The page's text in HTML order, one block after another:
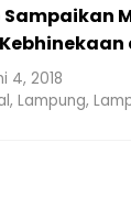
Sampaikan
4, 2018
,Lampung,